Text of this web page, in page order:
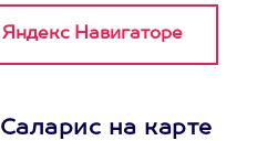
на карте